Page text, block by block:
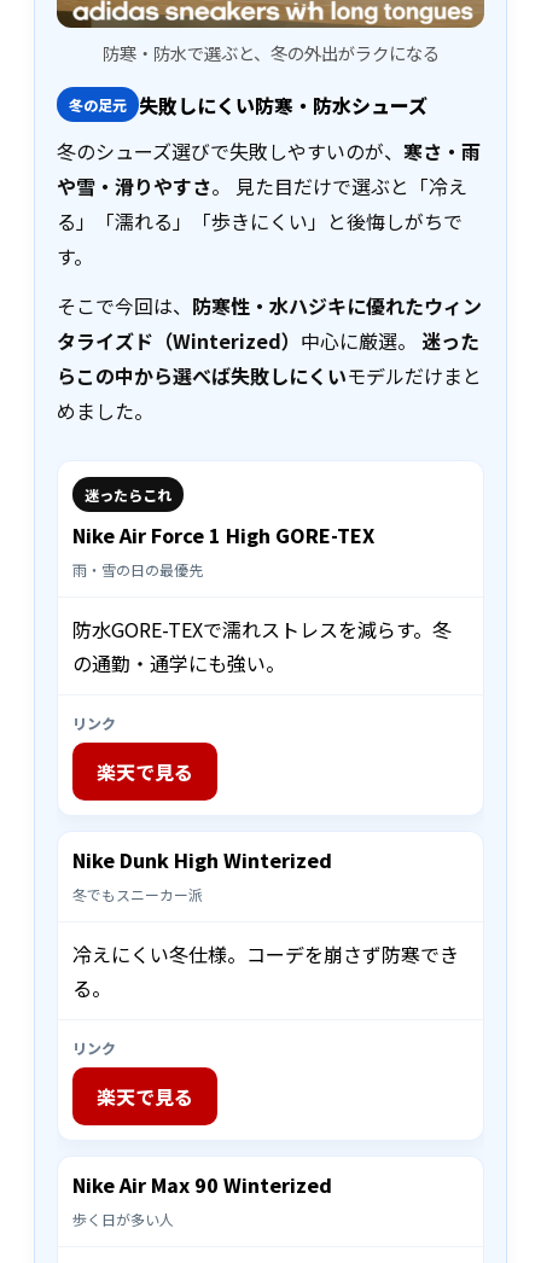
防寒・防水で選ぶと、冬の外出がラクになる
冬の足元 失敗しにくい防寒・防水シューズ
冬のシューズ選びで失敗しやすいのが、 寒さ・雨
や雪・滑りやすさ。 見た目だけで選ぶと「冷え
る」「濡れる」「歩きにくい」と後悔しがちで
す。
そこで今回は、 防寒性・水ハジキに優れたウィン
タライズド（Winterized） 中心に厳選。 迷った
らこの中から選べば失敗しにくいモデルだけまと
めました。
迷ったらこれ
Nike Air Force 1 High GORE-TEX
雨・雪の日の最優先
防水GORE-TEXで濡れストレスを減らす。冬
の通勤・通学にも強い。
リンク
楽天で見る
Nike Dunk High Winterized
冬でもスニーカー派
冷えにくい冬仕様。コーデを崩さず防寒でき
る。
リンク
楽天で見る
Nike Air Max 90 Winterized
歩く日が多い人